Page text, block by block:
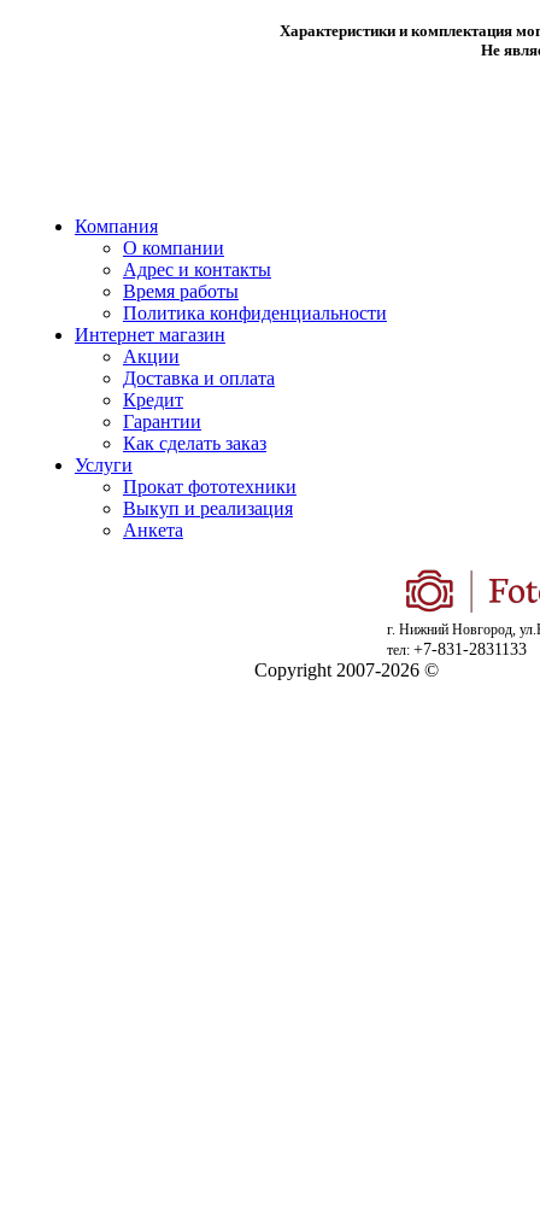
Характеристики и комплектация
Не
Компания
О компании
Адрес и контакты
Время работы
Политика конфиденциальности
Интернет магазин
Акции
Доставка и оплата
Кредит
Гарантии
Как сделать заказ
Услуги
Прокат фототехники
Выкуп и реализация
Анкета
г. Нижний Новгород,
тел: +7-831-2831133
Copyright 2007-2026 ©